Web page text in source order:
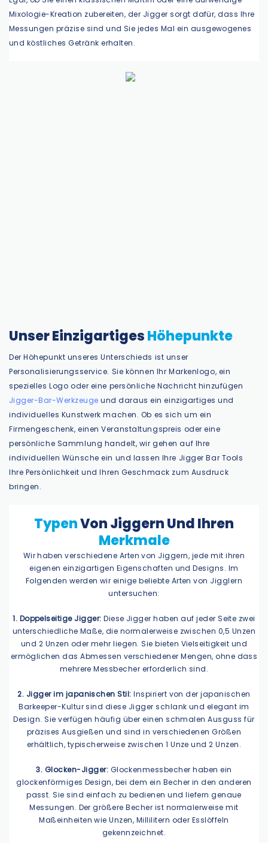
Mixologie-Kreation zubereiten, der Jigger sorgt dafür, dass Ihre
Messungen präzise sind und Sie jedes Mal ein ausgewogenes
und köstliches Getränk erhalten.
Unser EinzigartigesHöhepunkte
Der Höhepunkt unseres Unterschieds ist unser
Personalisierungsservice. Sie können Ihr Markenlogo, ein
spezielles Logo oder eine persönliche Nachricht hinzufügen
Jigger-Bar-Werkzeugeund daraus ein einzigartiges und
individuelles Kunstwerk machen. Ob es sich um ein
Firmengeschenk, einen Veranstaltungspreis oder eine
persönliche Sammlung handelt, wir gehen auf Ihre
individuellen Wünsche ein und lassen Ihre Jigger Bar Tools
Ihre Persönlichkeit und Ihren Geschmack zum Ausdruck
bringen.
TypenVon Jiggern Und Ihren
Merkmale
Wir haben verschiedene Arten von Jiggern, jede mit ihren
eigenen einzigartigen Eigenschaften und Designs. Im
Folgenden werden wir einige beliebte Arten von Jigglern
untersuchen:
1. Doppelseitige Jigger:Diese Jigger haben auf jeder Seite zwei
unterschiedliche Maße, die normalerweise zwischen 0,5 Unzen
und 2 Unzen oder mehr liegen. Sie bieten Vielseitigkeit und
ermöglichen das Abmessen verschiedener Mengen, ohne dass
mehrere Messbecher erforderlich sind.
2. Jigger im japanischen Stil:Inspiriert von der japanischen
Barkeeper-Kultur sind diese Jigger schlank und elegant im
Design. Sie verfügen häufig über einen schmalen Ausguss für
präzises Ausgießen und sind in verschiedenen Größen
erhältlich, typischerweise zwischen 1 Unze und 2 Unzen.
3. Glocken-Jigger: Glockenmessbecher haben ein
glockenförmiges Design, bei dem ein Becher in den anderen
passt. Sie sind einfach zu bedienen und liefern genaue
Messungen. Der größere Becher ist normalerweise mit
Maßeinheiten wie Unzen, Millilitern oder Esslöffeln
gekennzeichnet.